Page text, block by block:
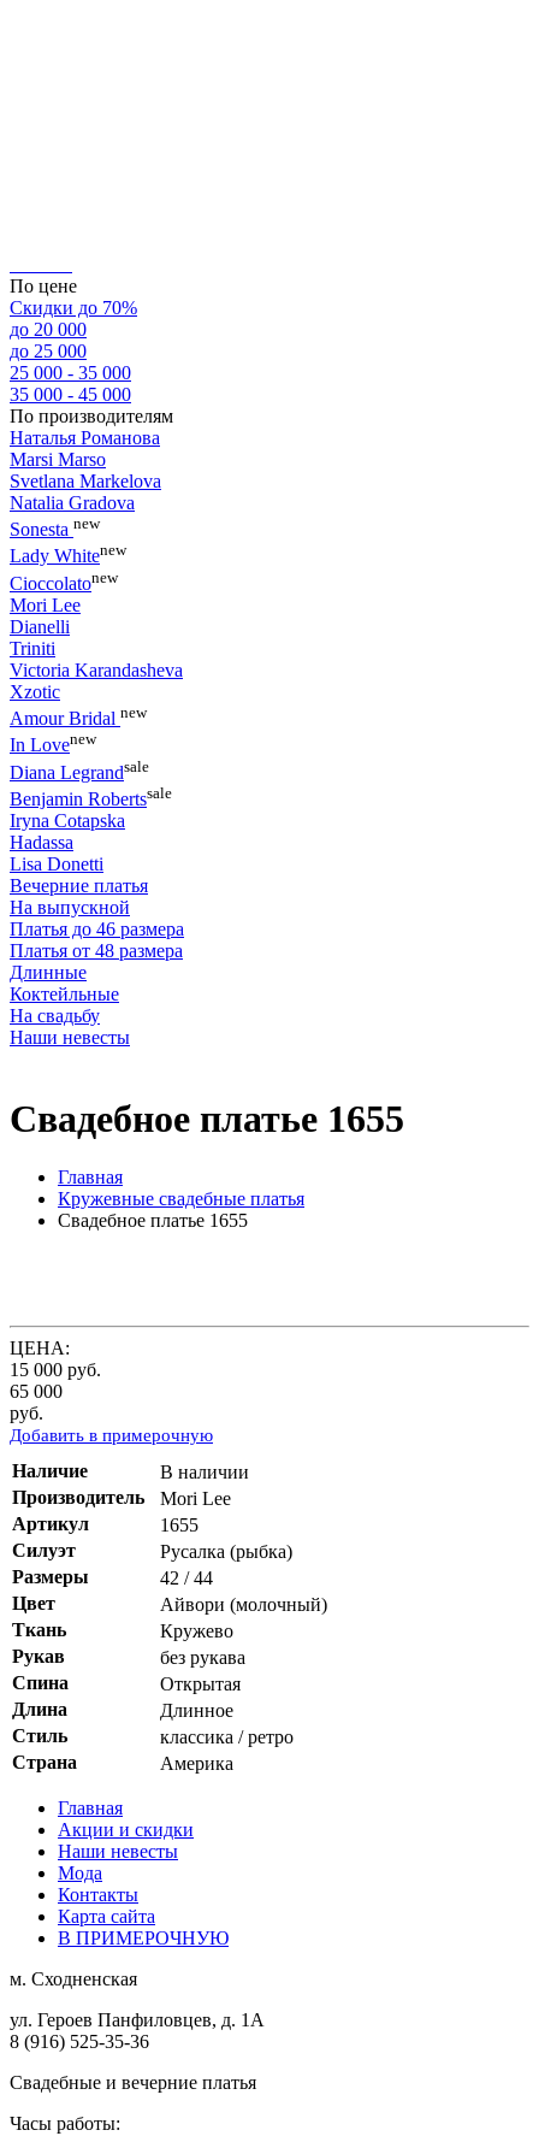
По цене
Скидки до 70%
до 20 000
до 25 000
25 000 - 35 000
35 000 - 45 000
По производителям
Наталья Романова
Marsi Marsо
Svetlana Markelova
Natalia Gradova
Sonesta new
Lady Whitenew
Cioccolatonew
Mori Lee
Dianelli
Triniti
Victoria Karandasheva
Xzotic
Amour Bridal new
In Lovenew
Diana Legrandsale
Benjamin Robertssale
Iryna Cotapska
Hadassa
Lisa Donetti
Вечерние платья
На выпускной
Платья до 46 размера
Платья от 48 размера
Длинные
Коктейльные
На свадьбу
Наши невесты
Свадебное платье 1655
Главная
Кружевные свадебные платья
Свадебное платье 1655
ЦЕНА:
15 000 руб.
65 000
руб.
Добавить в примерочную
Наличие
В наличии
Производитель
Mori Lee
Артикул
1655
Силуэт
Русалка (рыбка)
Размеры
42 / 44
Цвет
Айвори (молочный)
Ткань
Кружево
Рукав
без рукава
Спина
Открытая
Длина
Длинное
Стиль
классика / ретро
Страна
Америка
Главная
Акции и скидки
Наши невесты
Мода
Контакты
Карта сайта
В ПРИМЕРОЧНУЮ
м. Сходненская
ул. Героев Панфиловцев, д. 1А
8 (916) 525-35-36
Свадебные и вечерние платья
Часы работы: